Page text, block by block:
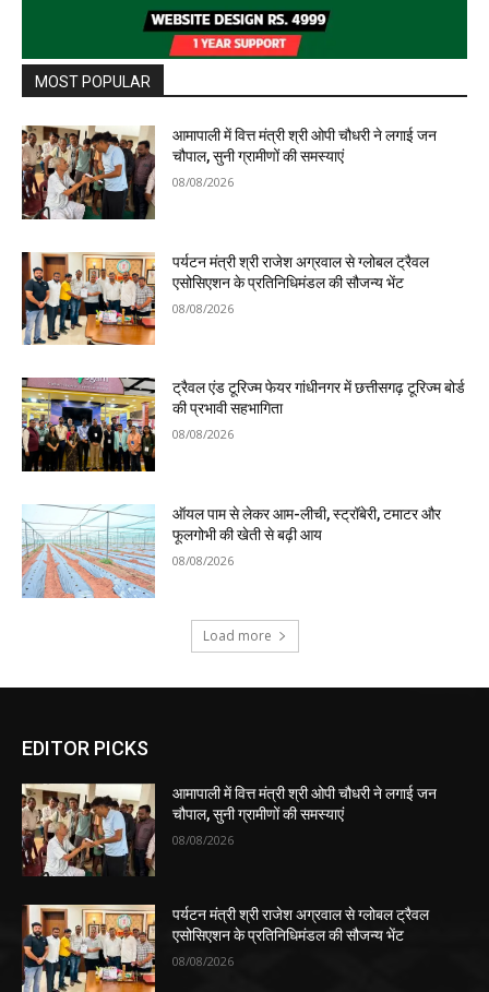
MOST POPULAR
आमापाली में वित्त मंत्री श्री ओपी चौधरी ने लगाई जन
चौपाल, सुनी ग्रामीणों की समस्याएं
08/08/2026
पर्यटन मंत्री श्री राजेश अग्रवाल से ग्लोबल ट्रैवल
एसोसिएशन के प्रतिनिधिमंडल की सौजन्य भेंट
08/08/2026
ट्रैवल एंड टूरिज्म फेयर गांधीनगर में छत्तीसगढ़ टूरिज्म बोर्ड
की प्रभावी सहभागिता
08/08/2026
ऑयल पाम से लेकर आम-लीची, स्ट्रॉबेरी, टमाटर और
फूलगोभी की खेती से बढ़ी आय
08/08/2026
Load more
EDITOR PICKS
आमापाली में वित्त मंत्री श्री ओपी चौधरी ने लगाई जन
चौपाल, सुनी ग्रामीणों की समस्याएं
08/08/2026
पर्यटन मंत्री श्री राजेश अग्रवाल से ग्लोबल ट्रैवल
एसोसिएशन के प्रतिनिधिमंडल की सौजन्य भेंट
08/08/2026